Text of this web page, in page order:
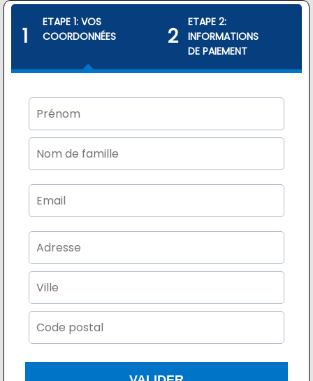
1
ETAPE 1: VOS
COORDONNÉES
2
ETAPE 2:
INFORMATIONS
DE PAIEMENT